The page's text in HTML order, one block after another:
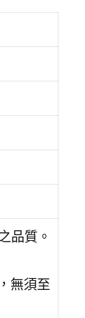
品質。
無須至